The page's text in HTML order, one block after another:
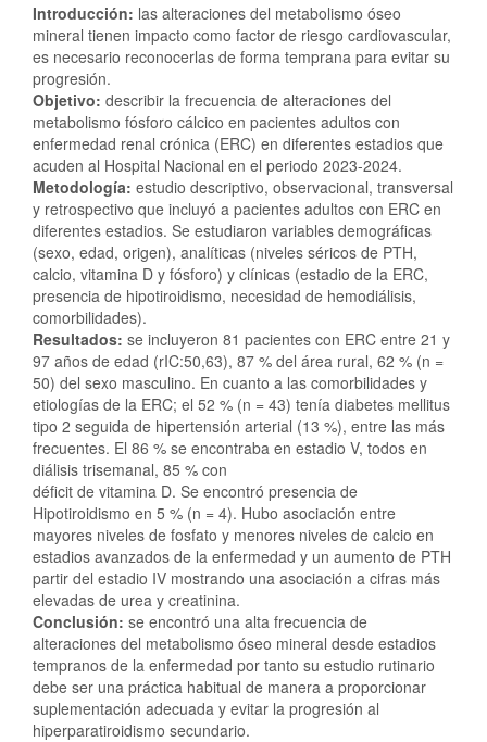
Introducción: las alteraciones del metabolismo óseo
mineral tienen impacto como factor de riesgo cardiovascular,
es necesario reconocerlas de forma temprana para evitar su
progresión.
Objetivo: describir la frecuencia de alteraciones del
metabolismo fósforo cálcico en pacientes adultos con
enfermedad renal crónica (ERC) en diferentes estadios que
acuden al Hospital Nacional en el periodo 2023-2024.
Metodología: estudio descriptivo, observacional, transversal
y retrospectivo que incluyó a pacientes adultos con ERC en
diferentes estadios. Se estudiaron variables demográficas
(sexo, edad, origen), analíticas (niveles séricos de PTH,
calcio, vitamina D y fósforo) y clínicas (estadio de la ERC,
presencia de hipotiroidismo, necesidad de hemodiálisis,
comorbilidades).
Resultados: se incluyeron 81 pacientes con ERC entre 21 y
97 años de edad (rIC:50,63), 87 % del área rural, 62 % (n =
50) del sexo masculino. En cuanto a las comorbilidades y
etiologías de la ERC; el 52 % (n = 43) tenía diabetes mellitus
tipo 2 seguida de hipertensión arterial (13 %), entre las más
frecuentes. El 86 % se encontraba en estadio V, todos en
diálisis trisemanal, 85 % con
déficit de vitamina D. Se encontró presencia de
Hipotiroidismo en 5 % (n = 4). Hubo asociación entre
mayores niveles de fosfato y menores niveles de calcio en
estadios avanzados de la enfermedad y un aumento de PTH
partir del estadio IV mostrando una asociación a cifras más
elevadas de urea y creatinina.
Conclusión: se encontró una alta frecuencia de
alteraciones del metabolismo óseo mineral desde estadios
tempranos de la enfermedad por tanto su estudio rutinario
debe ser una práctica habitual de manera a proporcionar
suplementación adecuada y evitar la progresión al
hiperparatiroidismo secundario.